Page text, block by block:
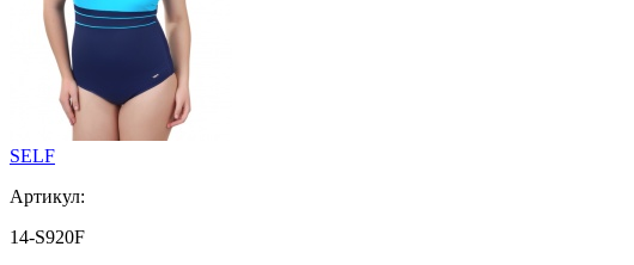
SELF
Артикул:
14-S920F